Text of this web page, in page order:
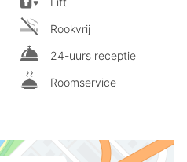
Rookvrij
24-uurs receptie
Roomservice